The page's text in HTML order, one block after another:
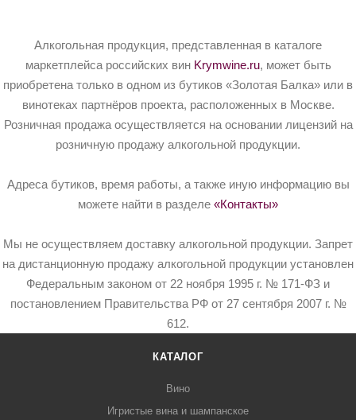
Алкогольная продукция, представленная в каталоге
маркетплейса российских вин Krymwine.ru, может быть
приобретена только в одном из бутиков «Золотая Балка» или в
винотеках партнёров проекта, расположенных в Москве.
Розничная продажа осуществляется на основании лицензий на
розничную продажу алкогольной продукции.
Адреса бутиков, время работы, а также иную информацию вы
можете найти в разделе «Контакты»
Мы не осуществляем доставку алкогольной продукции. Запрет
на дистанционную продажу алкогольной продукции установлен
Федеральным законом от 22 ноября 1995 г. № 171-ФЗ и
постановлением Правительства РФ от 27 сентября 2007 г. №
612.
КАТАЛОГ
Вино
Игристые вина и шампанское